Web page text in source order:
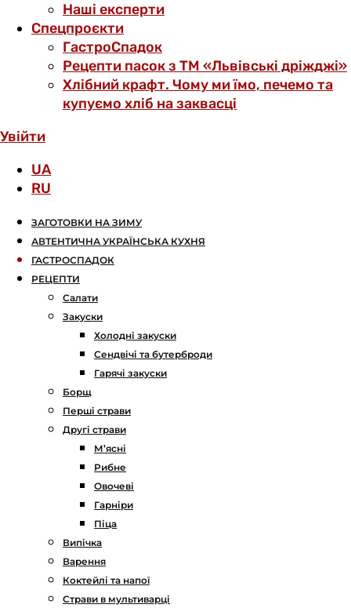
Наші експерти
Спецпроєкти
ГастроСпадок
Рецепти пасок з ТМ «Львівські дріжджі»
Хлібний крафт. Чому ми їмо, печемо та
купуємо хліб на заквасці
Увійти
UA
RU
ЗАГОТОВКИ НА ЗИМУ
АВТЕНТИЧНА УКРАЇНСЬКА КУХНЯ
ГАСТРОСПАДОК
РЕЦЕПТИ
Салати
Закуски
Холодні закуски
Сендвічі та бутерброди
Гарячі закуски
Борщ
Перші страви
Другі страви
М’ясні
Рибне
Овочеві
Гарніри
Піца
Випічка
Варення
Коктейлі та напої
Страви в мультиварці